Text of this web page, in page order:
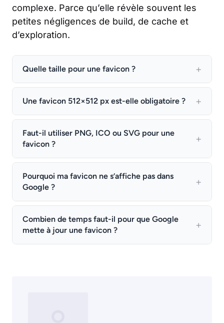
complexe. Parce qu’elle révèle souvent les
petites négligences de build, de cache et
d’exploration.
Quelle taille pour une favicon ?
Une favicon 512×512 px est-elle obligatoire ?
Faut-il utiliser PNG, ICO ou SVG pour une
favicon ?
Pourquoi ma favicon ne s’affiche pas dans
Google ?
Combien de temps faut-il pour que Google
mette à jour une favicon ?